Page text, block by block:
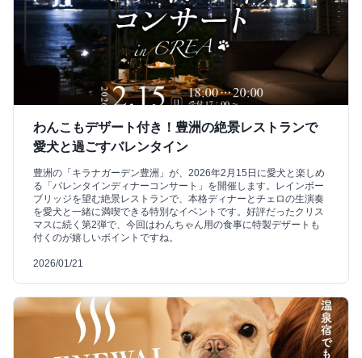
わんこもデザート付き！豊洲の絶景レストランで
愛犬と過ごすバレンタイン
豊洲の「キラナガーデン豊洲」が、2026年2月15日に愛犬と楽しめ
る「バレンタインディナーコンサート」を開催します。レインボー
ブリッジを望む絶景レストランで、本格ディナーとチェロの生演奏
を愛犬と一緒に満喫できる特別なイベントです。好評だったクリス
マスに続く第2弾で、今回はわんちゃん用の食事に特製デザートも
付くのが嬉しいポイントですね。
2026/01/21